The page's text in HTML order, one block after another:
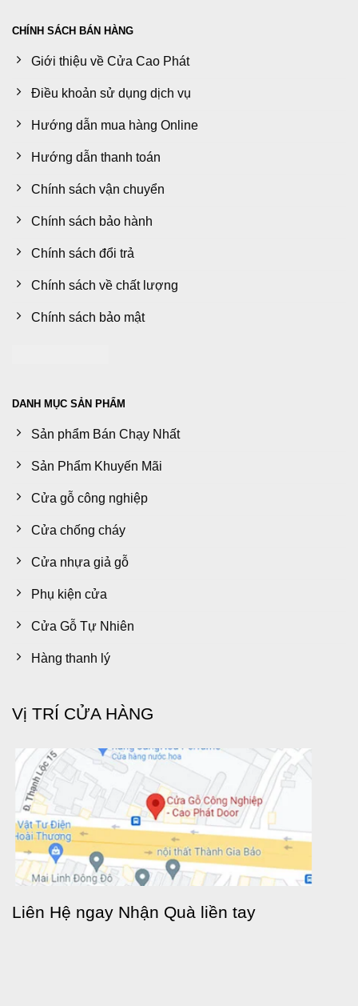
CHÍNH SÁCH BÁN HÀNG
Giới thiệu về Cửa Cao Phát
Điều khoản sử dụng dịch vụ
Hướng dẫn mua hàng Online
Hướng dẫn thanh toán
Chính sách vận chuyển
Chính sách bảo hành
Chính sách đổi trả
Chính sách về chất lượng
Chính sách bảo mật
DANH MỤC SẢN PHẨM
Sản phẩm Bán Chạy Nhất
Sản Phẩm Khuyến Mãi
Cửa gỗ công nghiệp
Cửa chống cháy
Cửa nhựa giả gỗ
Phụ kiện cửa
Cửa Gỗ Tự Nhiên
Hàng thanh lý
Vị TRÍ CỬA HÀNG
Liên Hệ ngay Nhận Quà liền tay